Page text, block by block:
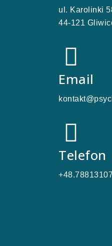
ul. Karolinki
44-121
Email
Telefon